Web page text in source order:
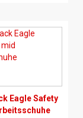
Eagle Safety